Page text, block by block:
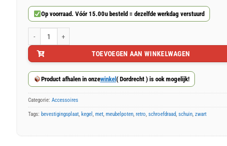
5
uren,
en
38
seconden
Op voorraad. Vóór 15.00u besteld = dezelfde werkdag verstuurd
TOEVOEGEN AAN WINKELWAGEN
Product afhalen in onzewinkel ( Dordrecht ) is ook mogelijk!
Categorie: Accessoires
Tags: bevestigingsplaat, kegel , met, meubelpoten, retro, schroefdraad, schuin, zwart